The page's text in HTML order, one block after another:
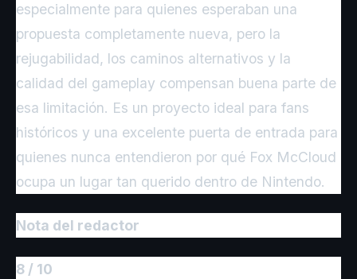
especialmente para quienes esperaban una
propuesta completamente nueva, pero la
rejugabilidad, los caminos alternativos y la
calidad del gameplay compensan buena parte de
esa limitación. Es un proyecto ideal para fans
históricos y una excelente puerta de entrada para
quienes nunca entendieron por qué Fox McCloud
ocupa un lugar tan querido dentro de Nintendo.
Nota del redactor
8 / 10